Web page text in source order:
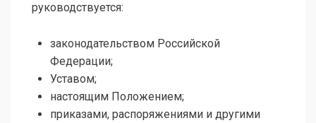
руководствуется:
законодательством Российской
Федерации;
Уставом;
настоящим Положением;
приказами, распоряжениями и другими